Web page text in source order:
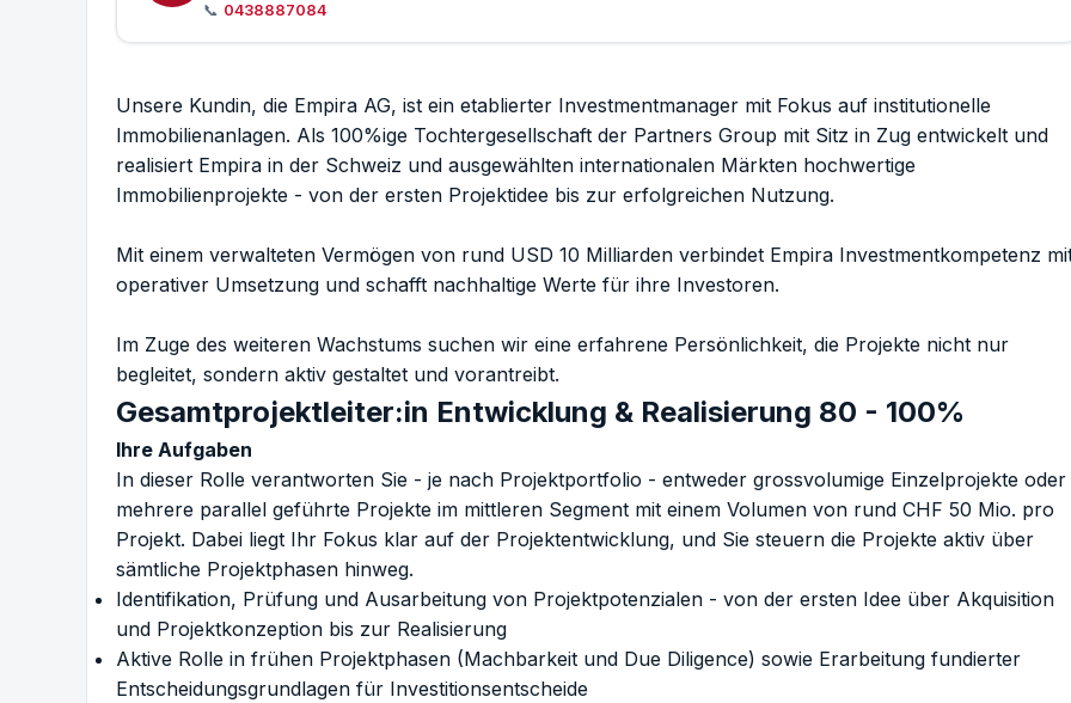
📞 0438887084
Unsere Kundin, die Empira AG, ist ein etablierter Investmentmanager mit Fokus auf institutionelle
Immobilienanlagen. Als 100%ige Tochtergesellschaft der Partners Group mit Sitz in Zug entwickelt und
realisiert Empira in der Schweiz und ausgewählten internationalen Märkten hochwertige
Immobilienprojekte - von der ersten Projektidee bis zur erfolgreichen Nutzung.
Mit einem verwalteten Vermögen von rund USD 10 Milliarden verbindet Empira Investmentkompetenz
operativer Umsetzung und schafft nachhaltige Werte für ihre Investoren.
Im Zuge des weiteren Wachstums suchen wir eine erfahrene Persönlichkeit, die Projekte nicht nur
begleitet, sondern aktiv gestaltet und vorantreibt.
Gesamtprojektleiter:in Entwicklung & Realisierung 80 - 100%
Ihre Aufgaben
In dieser Rolle verantworten Sie - je nach Projektportfolio - entweder grossvolumige Einzelprojekte oder
mehrere parallel geführte Projekte im mittleren Segment mit einem Volumen von rund CHF 50 Mio. pro
Projekt. Dabei liegt Ihr Fokus klar auf der Projektentwicklung, und Sie steuern die Projekte aktiv über
sämtliche Projektphasen hinweg.
Identifikation, Prüfung und Ausarbeitung von Projektpotenzialen - von der ersten Idee über Akquisition
und Projektkonzeption bis zur Realisierung
Aktive Rolle in frühen Projektphasen (Machbarkeit und Due Diligence) sowie Erarbeitung fundierter
Entscheidungsgrundlagen für Investitionsentscheide